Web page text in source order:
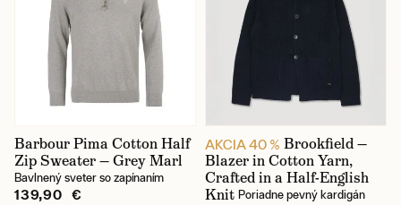
Barbour Pima Cotton Half
Zip Sweater — Grey Marl
Bavlnený sveter so zapínaním
139,90 €
AKCIA 40 % Brookfield —
Blazer in Cotton Yarn,
Crafted in a Half-English
Knit Poriadne pevný kardigán